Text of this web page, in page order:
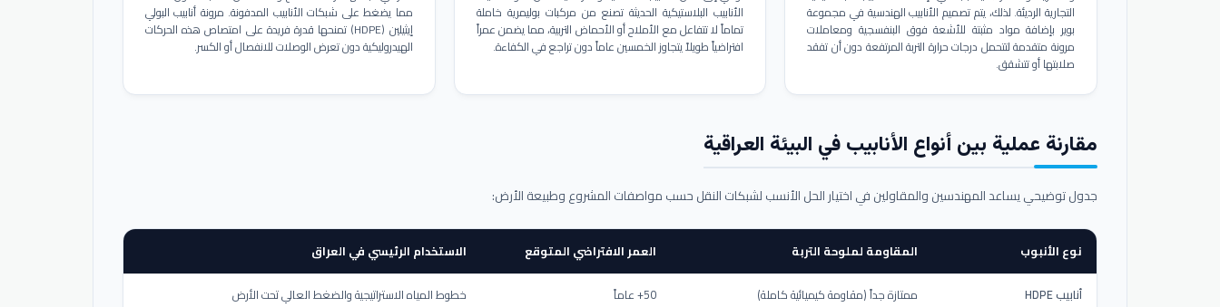
التجارية الرديئة. لذلك، يتم تصميم الأنابيب الهندسية في مجموعة
بوير بإضافة مواد مثبتة للأشعة فوق البنفسجية ومعاملات
مرونة متقدمة لتتحمل درجات حرارة التربة المرتفعة دون أن تفقد
صلابتها أو تتشقق.
الأنابيب البلاستيكية الحديثة تصنع من مركبات بوليمرية خاملة
تماماً لا تتفاعل مع الأملاح أو الأحماض التربية، مما يضمن عمراً
افتراضياً طويلاً يتجاوز الخمسين عاماً دون تراجع في الكفاءة.
مما يضغط على شبكات الأنابيب المدفونة. مرونة أنابيب البولي
إيثيلين (HDPE) تمنحها قدرة فريدة على امتصاص هذه الحركات
الهيدروليكية دون تعرض الوصلات للانفصال أو الكسر.
مقارنة عملية بين أنواع الأنابيب في البيئة العراقية
جدول توضيحي يساعد المهندسين والمقاولين في اختيار الحل الأنسب لشبكات النقل حسب مواصفات المشروع وطبيعة الأرض:
نوع الأنبوب المقاومة لملوحة التربة العمر الافتراضي المتوقع الاستخدام الرئيسي في العراق
أنابيب HDPE ممتازة جداً (مقاومة كيميائية كاملة) 50+ عاماً
خطوط المياه الاستراتيجية والضغط العالي تحت الأرض